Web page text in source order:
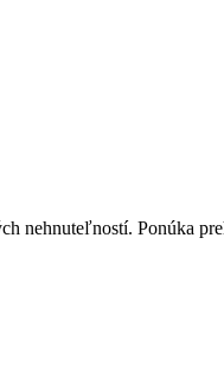
nehnuteľností. Ponúka